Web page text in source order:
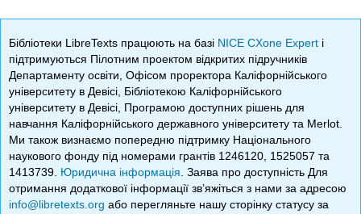
Бібліотеки LibreTexts працюють на базі NICE CXone Expert і
підтримуються Пілотним проектом відкритих підручників
Департаменту освіти, Офісом проректора Каліфорнійського
університету в Девісі, Бібліотекою Каліфорнійського
університету в Девісі, Програмою доступних рішень для
навчання Каліфорнійського державного університету та Merlot.
Ми також визнаємо попередню підтримку Національного
наукового фонду під номерами грантів 1246120, 1525057 та
1413739. Юридична інформація . Заява про доступність Для
отримання додаткової інформації зв’яжіться з нами за адресою
info@libretexts.org або перегляньте нашу сторінку статусу за